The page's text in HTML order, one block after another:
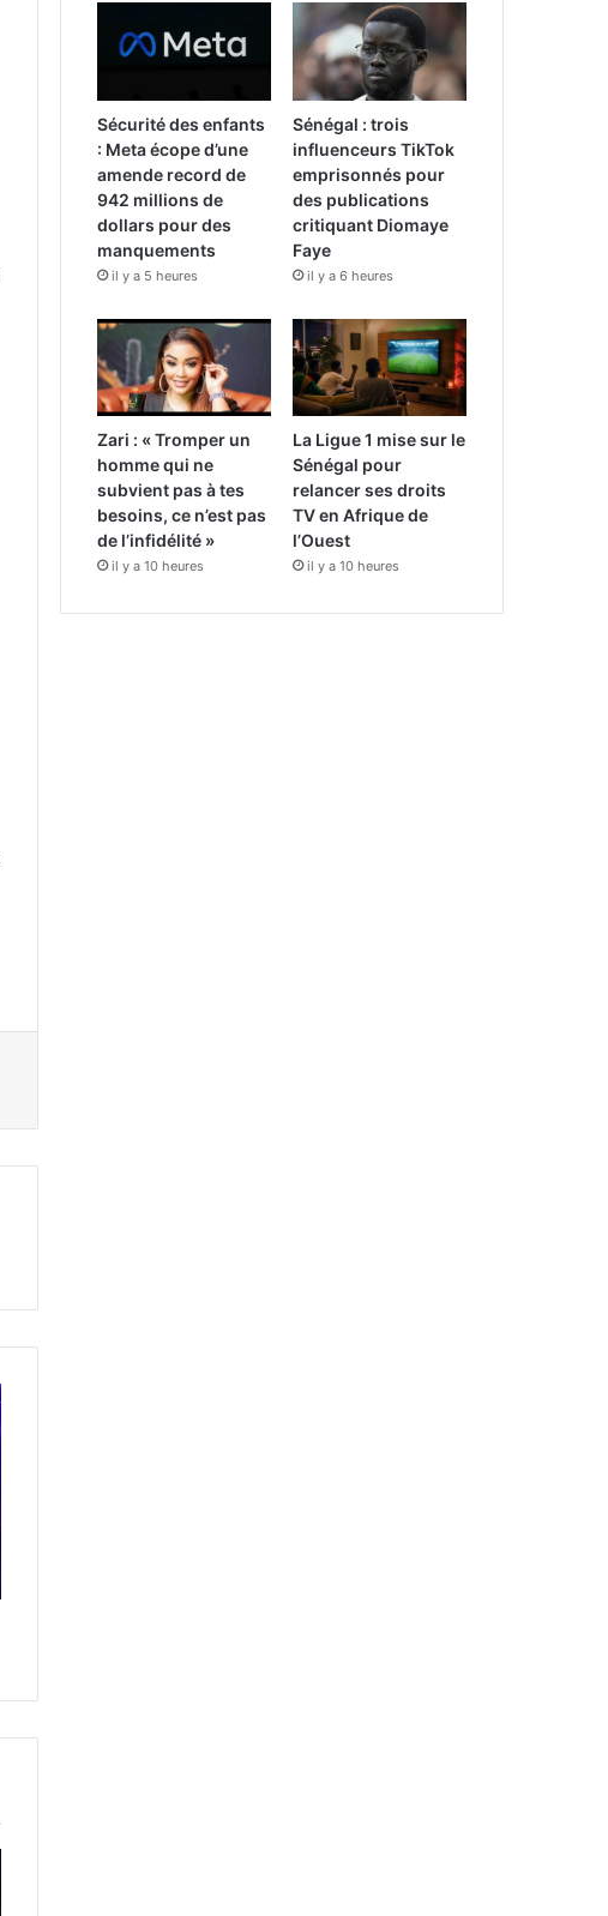
Sécurité des enfants
: Meta écope d’une
amende record de
942 millions de
dollars pour des
manquements
il y a 5 heures
Sénégal : trois
influenceurs TikTok
emprisonnés pour
des publications
critiquant Diomaye
Faye
il y a 6 heures
Zari : « Tromper un
homme qui ne
subvient pas à tes
besoins, ce n’est pas
de l’infidélité »
il y a 10 heures
La Ligue 1 mise sur le
Sénégal pour
relancer ses droits
TV en Afrique de
l’Ouest
il y a 10 heures